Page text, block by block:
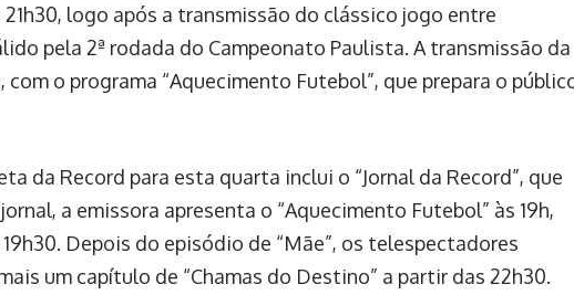
logo após a transmissão do clássico jogo entre
pela 2ª rodada do Campeonato Paulista. A transmissão da
com o programa “Aquecimento Futebol”, que prepara o
da Record para esta quarta inclui o “Jornal da Record”, que
jornal, a emissora apresenta o “Aquecimento Futebol” às 19h,
Depois do episódio de “Mãe”, os telespectadores
um capítulo de “Chamas do Destino” a partir das 22h30.